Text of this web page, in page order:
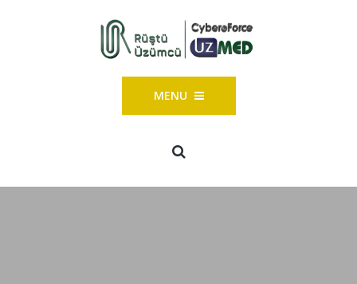
MENU